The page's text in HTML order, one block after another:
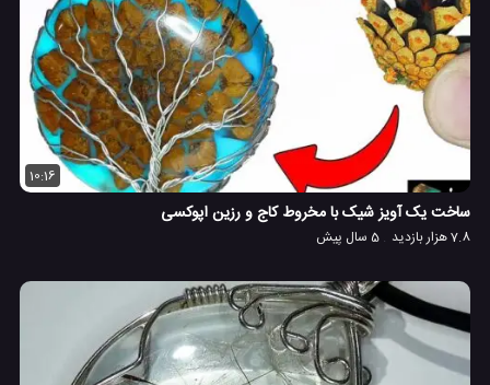
10:16
ساخت یک آویز شیک با مخروط کاج و رزین اپوکسی
7.8 هزار بازدید 5 سال پیش